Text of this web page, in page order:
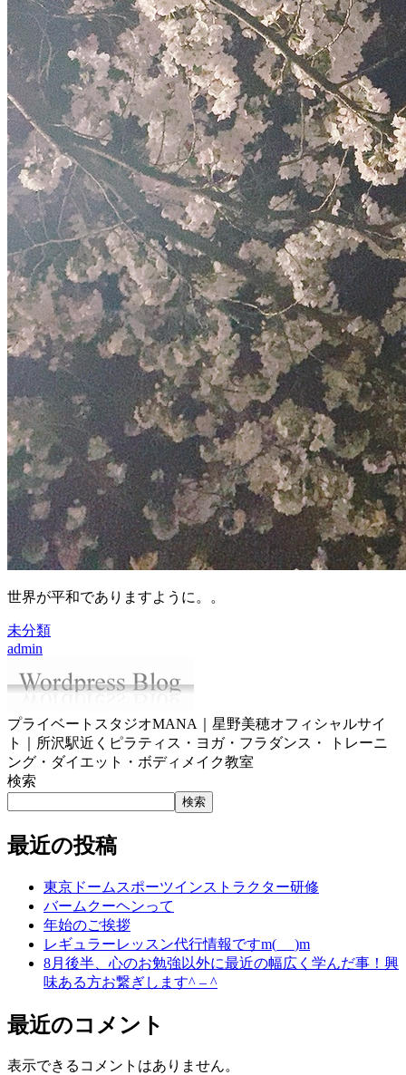
世界が平和でありますように。。
未分類
admin
プライベートスタジオMANA｜星野美穂オフィシャルサイ
ト｜所沢駅近くピラティス・ヨガ・フラダンス・ トレーニ
ング・ダイエット・ボディメイク教室
検索
検索
最近の投稿
東京ドームスポーツインストラクター研修
バームクーヘンって
年始のご挨拶
レギュラーレッスン代行情報ですm(_ _)m
8月後半、心のお勉強以外に最近の幅広く学んだ事！興
味ある方お繋ぎします^ – ^
最近のコメント
表示できるコメントはありません。